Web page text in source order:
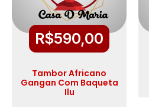
R$590,00
Tambor Africano
Gangan Com Baqueta
Ilu